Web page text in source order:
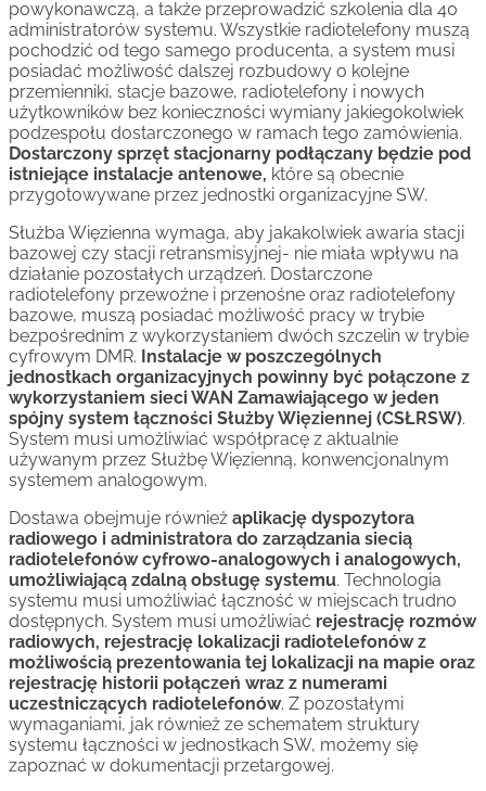
powykonawczą, a także przeprowadzić szkolenia dla 40
administratorów systemu. Wszystkie radiotelefony muszą
pochodzić od tego samego producenta, a system musi
posiadać możliwość dalszej rozbudowy o kolejne
przemienniki, stacje bazowe, radiotelefony i nowych
użytkowników bez konieczności wymiany jakiegokolwiek
podzespołu dostarczonego w ramach tego zamówienia.
Dostarczony sprzęt stacjonarny podłączany będzie pod
istniejące instalacje antenowe, które są obecnie
przygotowywane przez jednostki organizacyjne SW.
Służba Więzienna wymaga, aby jakakolwiek awaria stacji
bazowej czy stacji retransmisyjnej- nie miała wpływu na
działanie pozostałych urządzeń. Dostarczone
radiotelefony przewoźne i przenośne oraz radiotelefony
bazowe, muszą posiadać możliwość pracy w trybie
bezpośrednim z wykorzystaniem dwóch szczelin w trybie
cyfrowym DMR. Instalacje w poszczególnych
jednostkach organizacyjnych powinny być połączone z
wykorzystaniem sieci WAN Zamawiającego w jeden
spójny system łączności Służby Więziennej (CSŁRSW).
System musi umożliwiać współpracę z aktualnie
używanym przez Służbę Więzienną, konwencjonalnym
systemem analogowym.
Dostawa obejmuje również aplikację dyspozytora
radiowego i administratora do zarządzania siecią
radiotelefonów cyfrowo-analogowych i analogowych,
umożliwiającą zdalną obsługę systemu. Technologia
systemu musi umożliwiać łączność w miejscach trudno
dostępnych. System musi umożliwiać rejestrację rozmów
radiowych, rejestrację lokalizacji radiotelefonów z
możliwością prezentowania tej lokalizacji na mapie oraz
rejestrację historii połączeń wraz z numerami
uczestniczących radiotelefonów. Z pozostałymi
wymaganiami, jak również ze schematem struktury
systemu łączności w jednostkach SW, możemy się
zapoznać w dokumentacji przetargowej.